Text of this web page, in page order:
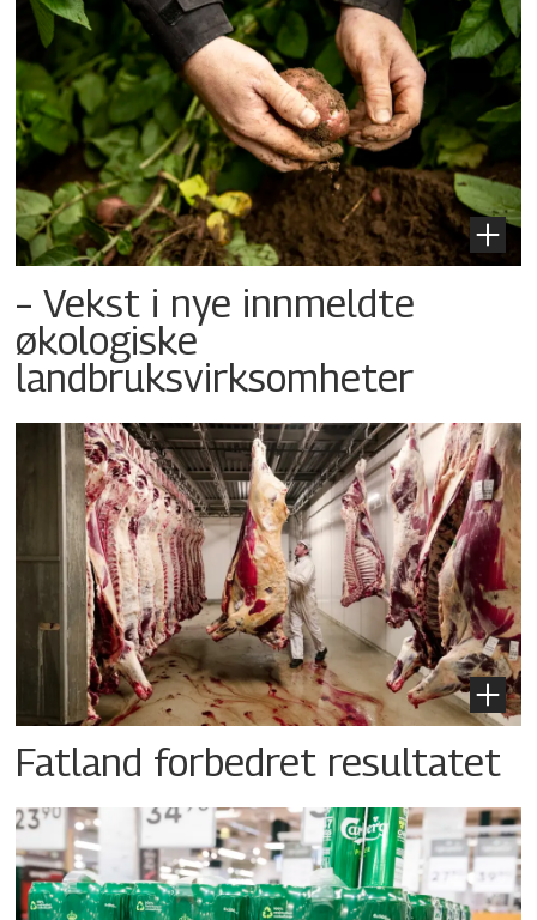
– Vekst i nye innmeldte
økologiske
landbruksvirksomheter
Fatland forbedret resultatet